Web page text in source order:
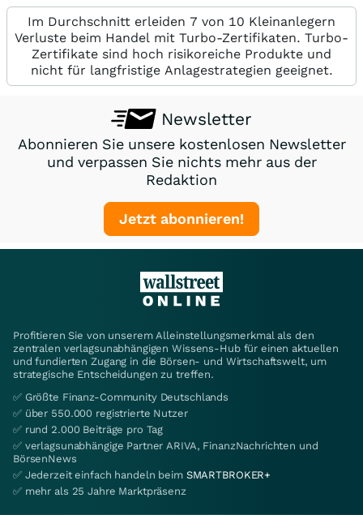
Im Durchschnitt erleiden 7 von 10 Kleinanlegern
Verluste beim Handel mit Turbo-Zertifikaten. Turbo-
Zertifikate sind hoch risikoreiche Produkte und
nicht für langfristige Anlagestrategien geeignet.
Newsletter
Abonnieren Sie unsere kostenlosen Newsletter
und verpassen Sie nichts mehr aus der
Redaktion
Jetzt abonnieren!
Profitieren Sie von unserem Alleinstellungsmerkmal als den
zentralen verlagsunabhängigen Wissens-Hub für einen aktuellen
und fundierten Zugang in die Börsen- und Wirtschaftswelt, um
strategische Entscheidungen zu treffen.
✅ Größte Finanz-Community Deutschlands
✅ über 550.000 registrierte Nutzer
✅ rund 2.000 Beiträge pro Tag
✅ verlagsunabhängige Partner ARIVA, FinanzNachrichten und
BörsenNews
✅ Jederzeit einfach handeln beim SMARTBROKER+
✅ mehr als 25 Jahre Marktpräsenz